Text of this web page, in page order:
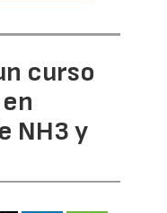
curso
NH3 y